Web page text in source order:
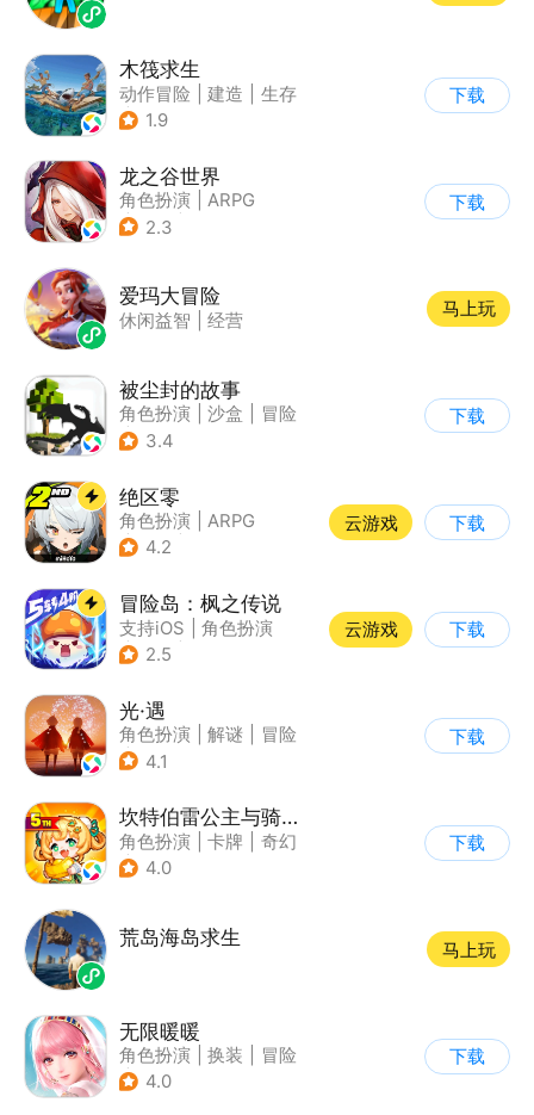
木筏求生
动作冒险 建造
生存
| 写实
1.9
下载
龙之谷世界
角色扮演
ARPG
| 奇幻
2.3
下载
爱玛大冒险
休闲益智 经营
马上玩
被尘封的故事
角色扮演 沙盒
冒险
| 开放世界
3.4
下载
绝区零
角色扮演
ARPG
| 冒险
4.2
云游戏 下载
冒险岛：枫之传说
支持iOS
角色扮演
| 放置
2.5
云游戏 下载
光·遇
角色扮演 解谜
冒险
| 开放世界
4.1
下载
坎特伯雷公主与骑士唤醒冠军之剑的奇幻冒险
角色扮演 卡牌
奇幻
| 剧情
4.0
下载
荒岛海岛求生
马上玩
无限暖暖
角色扮演 换装
冒险
| 开放世界
4.0
下载